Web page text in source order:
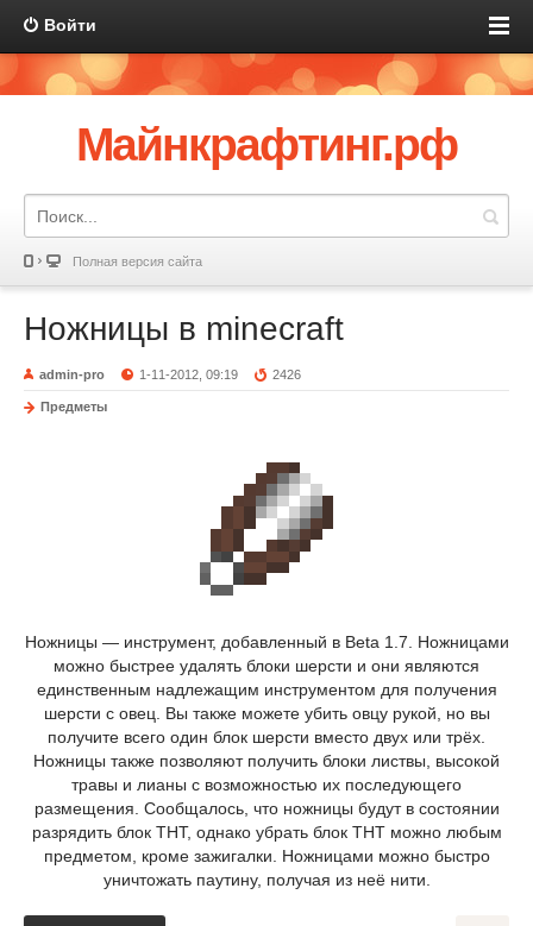
Войти
Майнкрафтинг.рф
Полная версия сайта
Ножницы в minecraft
admin-pro 1-11-2012, 09:19 2426
Предметы
Ножницы — инструмент, добавленный в Beta 1.7. Ножницами
можно быстрее удалять блоки шерсти и они являются
единственным надлежащим инструментом для получения
шерсти с овец. Вы также можете убить овцу рукой, но вы
получите всего один блок шерсти вместо двух или трёх.
Ножницы также позволяют получить блоки листвы, высокой
травы и лианы с возможностью их последующего
размещения. Сообщалось, что ножницы будут в состоянии
разрядить блок ТНТ, однако убрать блок ТНТ можно любым
предметом, кроме зажигалки. Ножницами можно быстро
уничтожать паутину, получая из неё нити.